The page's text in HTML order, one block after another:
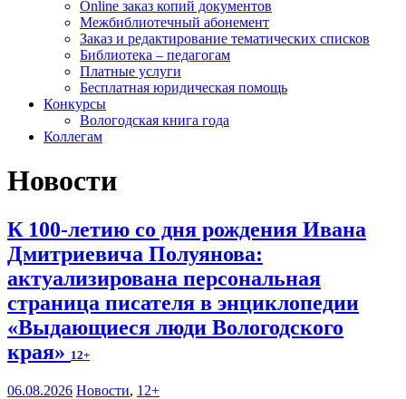
Online заказ копий документов
Межбиблиотечный абонемент
Заказ и редактирование тематических списков
Библиотека – педагогам
Платные услуги
Бесплатная юридическая помощь
Конкурсы
Вологодская книга года
Коллегам
Новости
К 100-летию со дня рождения Ивана
Дмитриевича Полуянова:
актуализирована персональная
страница писателя в энциклопедии
«Выдающиеся люди Вологодского
края» 12+
06.08.2026 Новости, 12+